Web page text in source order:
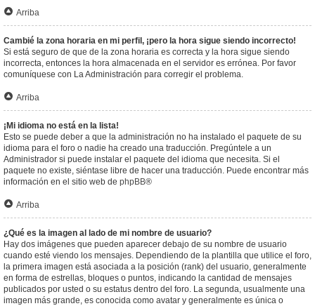
Arriba
Cambié la zona horaria en mi perfil, ¡pero la hora sigue siendo incorrecto!
Si está seguro de que de la zona horaria es correcta y la hora sigue siendo
incorrecta, entonces la hora almacenada en el servidor es errónea. Por favor
comuníquese con La Administración para corregir el problema.
Arriba
¡Mi idioma no está en la lista!
Esto se puede deber a que la administración no ha instalado el paquete de su
idioma para el foro o nadie ha creado una traducción. Pregúntele a un
Administrador si puede instalar el paquete del idioma que necesita. Si el
paquete no existe, siéntase libre de hacer una traducción. Puede encontrar más
información en el sitio web de phpBB®
Arriba
¿Qué es la imagen al lado de mi nombre de usuario?
Hay dos imágenes que pueden aparecer debajo de su nombre de usuario
cuando esté viendo los mensajes. Dependiendo de la plantilla que utilice el foro,
la primera imagen está asociada a la posición (rank) del usuario, generalmente
en forma de estrellas, bloques o puntos, indicando la cantidad de mensajes
publicados por usted o su estatus dentro del foro. La segunda, usualmente una
imagen más grande, es conocida como avatar y generalmente es única o